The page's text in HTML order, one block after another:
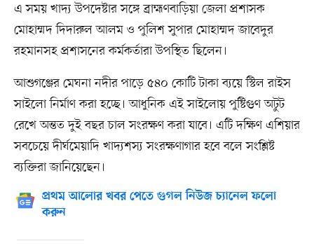
এ সময় খাদ্য উপদেষ্টার সঙ্গে ব্রাহ্মণবাড়িয়া জেলা প্রশাসক
মোহাম্মদ দিদারুল আলম ও পুলিশ সুপার মোহাম্মদ জাবেদুর
রহমানসহ প্রশাসনের কর্মকর্তারা উপস্থিত ছিলেন।
আশুগঞ্জের মেঘনা নদীর পাড়ে ৫৪০ কোটি টাকা ব্যয়ে স্টিল রাইস
সাইলো নির্মাণ করা হচ্ছে। আধুনিক এই সাইলোয় পুষ্টিগুণ অটুট
রেখে অন্তত দুই বছর চাল সংরক্ষণ করা যাবে। এটি দক্ষিণ এশিয়ার
সবচেয়ে দীর্ঘমেয়াদি খাদ্যশস্য সংরক্ষণাগার হবে বলে সংশ্লিষ্ট
ব্যক্তিরা জানিয়েছেন।
প্রথম আলোর খবর পেতে গুগল নিউজ চ্যানেল ফলো
করুন